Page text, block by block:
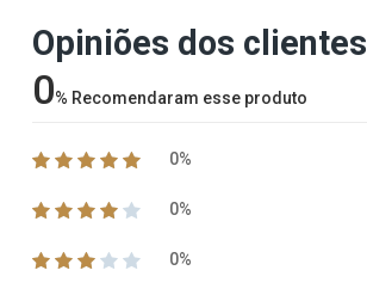
Opiniões dos clientes
0% Recomendaram esse produto
0%
0%
0%